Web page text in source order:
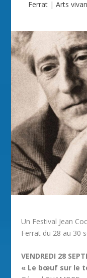
Ferrat | Arts
Un Festival Jean
Ferrat du 28 au 30
VENDREDI 28
« Le bœuf sur le